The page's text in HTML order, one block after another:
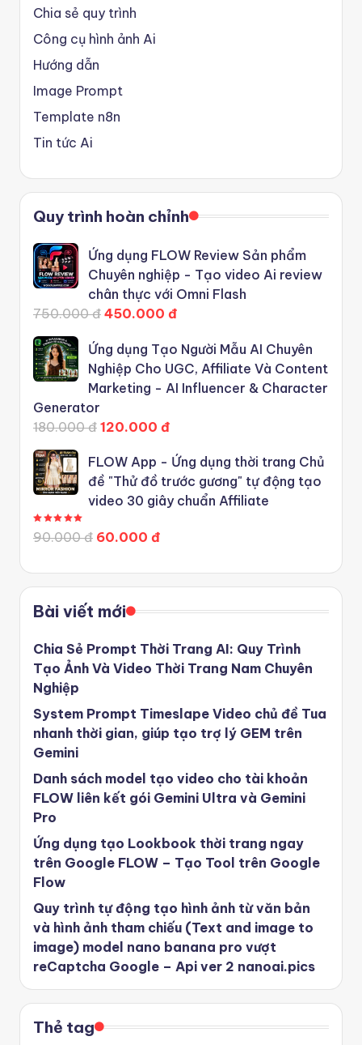
Chia sẻ quy trình
Công cụ hình ảnh Ai
Hướng dẫn
Image Prompt
Template n8n
Tin tức Ai
Quy trình hoàn chỉnh
Ứng dụng FLOW Review Sản phẩm
Chuyên nghiệp - Tạo video Ai review
chân thực với Omni Flash
750.000 đ 450.000 đ
Ứng dụng Tạo Người Mẫu AI Chuyên
Nghiệp Cho UGC, Affiliate Và Content
Marketing - AI Influencer & Character
Generator
180.000 đ 120.000 đ
FLOW App - Ứng dụng thời trang Chủ
đề "Thử đồ trước gương" tự động tạo
video 30 giây chuẩn Affiliate
90.000 đ 60.000 đ
Bài viết mới
Chia Sẻ Prompt Thời Trang AI: Quy Trình
Tạo Ảnh Và Video Thời Trang Nam Chuyên
Nghiệp
System Prompt Timeslape Video chủ đề Tua
nhanh thời gian, giúp tạo trợ lý GEM trên
Gemini
Danh sách model tạo video cho tài khoản
FLOW liên kết gói Gemini Ultra và Gemini
Pro
Ứng dụng tạo Lookbook thời trang ngay
trên Google FLOW – Tạo Tool trên Google
Flow
Quy trình tự động tạo hình ảnh từ văn bản
và hình ảnh tham chiếu (Text and image to
image) model nano banana pro vượt
reCaptcha Google – Api ver 2 nanoai.pics
Thẻ tag